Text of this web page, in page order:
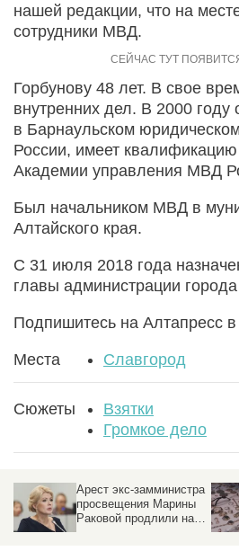
нашей редакции, что на
сотрудники МВД.
Горбунову 48 лет. В свое
внутренних дел. В 2000
в Барнаульском
России, имеет
Академии управления МВД
Был начальником МВД в
Алтайского края.
С 31 июля 2018 года
главы администрации
Подпишитесь на Алтапресс в
Места Славгород
Сюжеты
Взятки
Громкое дело
Арест экс-замминистра
просвещения Марины
Раковой продлили на